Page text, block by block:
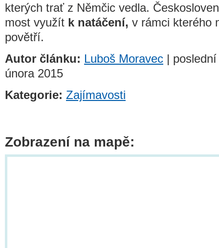
kterých trať z Němčic vedla.
most využít k natáčení, v rámci kterého
povětří.
Autor článku: Luboš Moravec |
února 2015
Kategorie: Zajímavosti
Zobrazení na mapě: